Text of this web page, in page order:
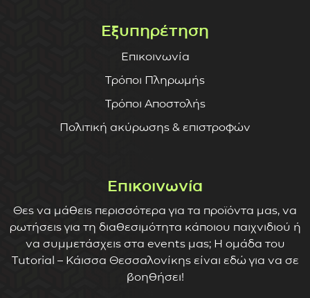
Εξυπηρέτηση
Επικοινωνία
Τρόποι Πληρωμής
Τρόποι Αποστολής
Πολιτική ακύρωσης & επιστροφών
Επικοινωνία
Θες να μάθεις περισσότερα για τα προϊόντα μας, να
ρωτήσεις για τη διαθεσιμότητα κάποιου παιχνιδιού ή
να συμμετάσχεις στα events μας; Η ομάδα του
Tutorial – Κάισσα Θεσσαλονίκης είναι εδώ για να σε
βοηθήσει!